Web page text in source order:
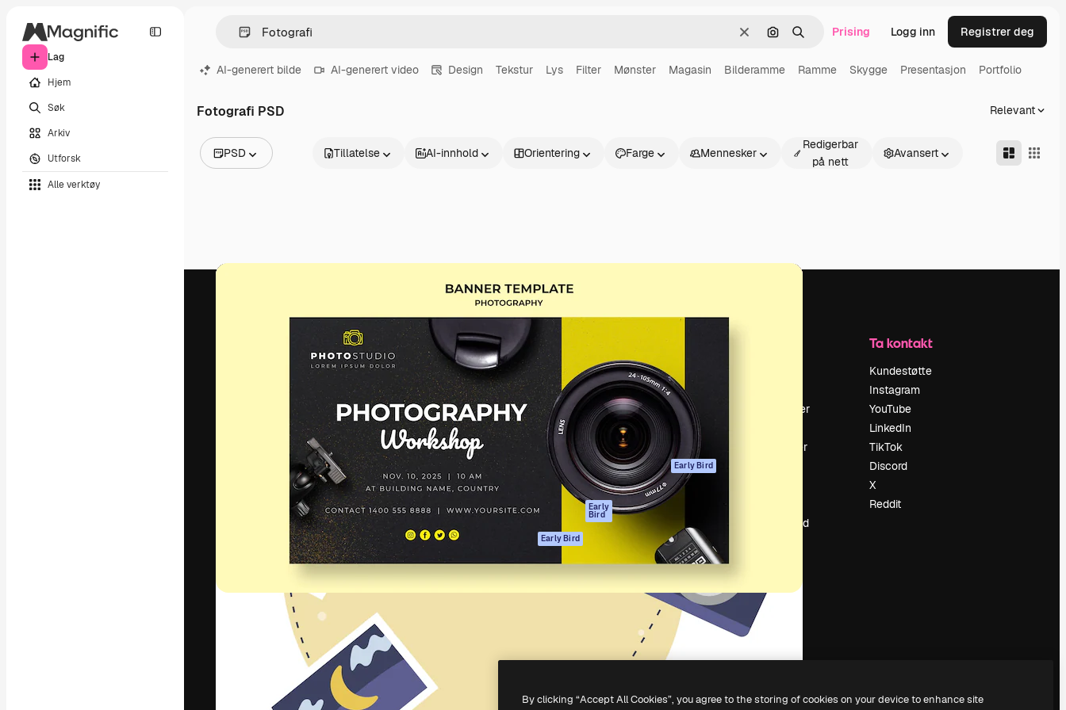
Lag
Hjem
Søk
Arkiv
Utforsk
Alle verktøy
Slett Søk etter bilde
Søk Prising Logg inn Registrer deg
AI-generert bilde AI-generert video Design Tekstur Lys Filter Mønster Magasin Bilderamme Ramme Skygge Presentasjon Portfolio
Fotografi PSD Relevant
PSD
Videoer
Tillatelse AI-innhold Orientering Farge Mennesker
Redigerbar
på nett
Avansert
Den kreative plattformen for å lede ditt
beste arbeid. Mer enn 1 million abonnenter
blant kreative, selskaper, byråer og studioer.
Norsk bokmål
Produkter
Spaces
AI-assistent
AI Image Generator
AI-videogenerator
AI-
stemmegenerator
Arkivinnhold
Early
Bird
Early Bird
Mobilapp
Alle Magnific-
Academy
Dokumentasjon
Support
Vilkår for bruk
Personvernerklæring
Originaler Early Bird
Retningslinjer for
informasjonskapsler
Tillitssenter
Affiliates
For bedrifter
Anmeldelser
Søketrender
Selg innhold
Ta kontakt
Kundestøtte
Instagram
YouTube
LinkedIn
TikTok
Discord
X
Reddit
Copyright © 2010-2026 Freepik Company S.L.U. Alle rettigheter forbeholdt.
By clicking “Accept All Cookies”, you agree to the storing of cookies on your device to enhance site